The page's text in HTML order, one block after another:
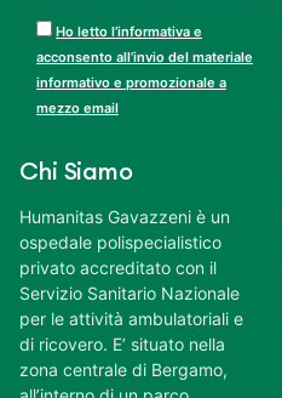
Ho letto l’informativa e
acconsento all’invio del materiale
informativo e promozionale a
mezzo email
Chi Siamo
Humanitas Gavazzeni è un
ospedale polispecialistico
privato accreditato con il
Servizio Sanitario Nazionale
per le attività ambulatoriali e
di ricovero. E’ situato nella
zona centrale di Bergamo,